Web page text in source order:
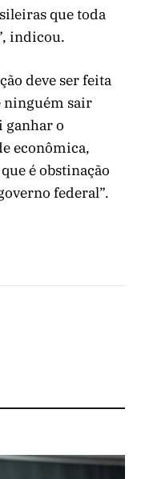
que toda
indicou.
deve ser feita
ninguém sair
ganhar o
econômica,
é obstinação
federal”.